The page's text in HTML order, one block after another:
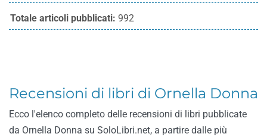
Totale articoli pubblicati: 992
Recensioni di libri di Ornella Donna
Ecco l'elenco completo delle recensioni di libri pubblicate
da Ornella Donna su SoloLibri.net, a partire dalle più